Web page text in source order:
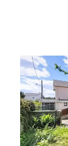
ST DENIS
30,77 m ,
Ref : 8690
Maison